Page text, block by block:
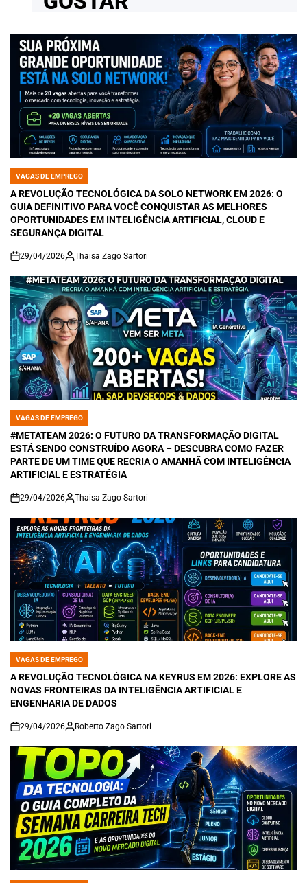
POSTED
IN
VAGAS DE EMPREGO
A REVOLUÇÃO TECNOLÓGICA DA SOLO NETWORK EM 2026: O
GUIA DEFINITIVO PARA VOCÊ CONQUISTAR AS MELHORES
OPORTUNIDADES EM INTELIGÊNCIA ARTIFICIAL, CLOUD E
SEGURANÇA DIGITAL
on
29/04/2026 Thaisa Zago Sartori
POSTED
IN
VAGAS DE EMPREGO
#METATEAM 2026: O FUTURO DA TRANSFORMAÇÃO DIGITAL
ESTÁ SENDO CONSTRUÍDO AGORA – DESCUBRA COMO FAZER
PARTE DE UM TIME QUE RECRIA O AMANHÃ COM INTELIGÊNCIA
ARTIFICIAL E ESTRATÉGIA
on
29/04/2026 Thaisa Zago Sartori
POSTED
IN
VAGAS DE EMPREGO
A REVOLUÇÃO TECNOLÓGICA NA KEYRUS EM 2026: EXPLORE AS
NOVAS FRONTEIRAS DA INTELIGÊNCIA ARTIFICIAL E
ENGENHARIA DE DADOS
on
29/04/2026 Roberto Zago Sartori